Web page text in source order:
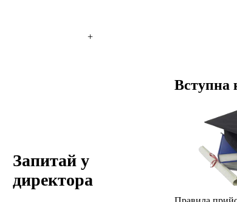
+
Запитай у
директора
Вступна